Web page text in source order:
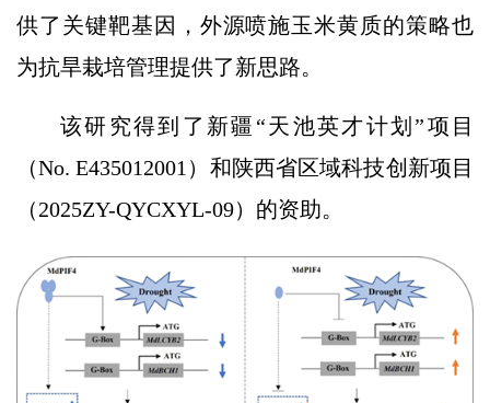
供了关键靶基因，外源喷施玉米黄质的策略也
为抗旱栽培管理提供了新思路。
该研究得到了新疆“天池英才计划”项目
（No. E435012001）和陕西省区域科技创新项目
（2025ZY-QYCXYL-09）的资助。